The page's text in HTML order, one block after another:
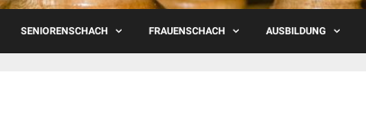
SENIORENSCHACH FRAUENSCHACH AUSBILDUNG